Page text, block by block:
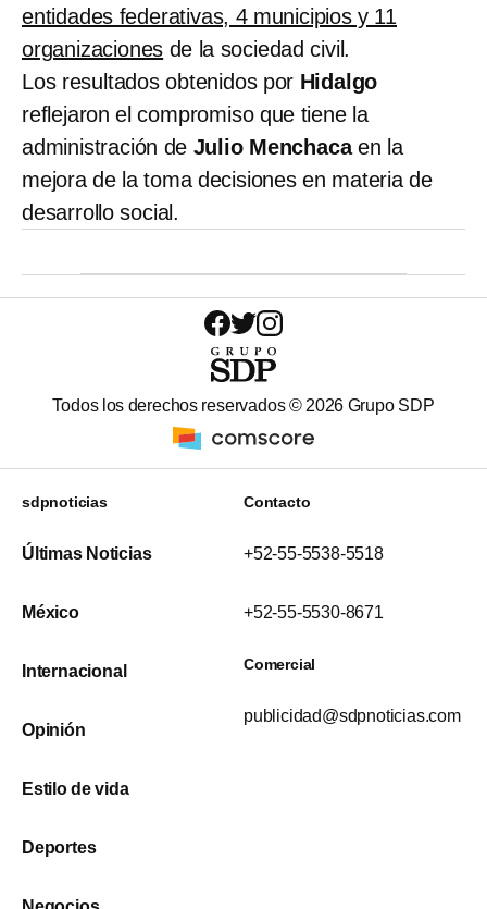
entidades federativas, 4 municipios y 11
organizaciones de la sociedad civil.
Los resultados obtenidos por Hidalgo
reflejaron el compromiso que tiene la
administración de Julio Menchacaen la
mejora de la toma decisiones en materia de
desarrollo social.
Todos los derechos reservados © 2026 Grupo SDP
sdpnoticias
Últimas Noticias
México
Internacional
Opinión
Estilo de vida
Deportes
Contacto
+52-55-5538-5518
+52-55-5530-8671
Comercial
publicidad@sdpnoticias.com